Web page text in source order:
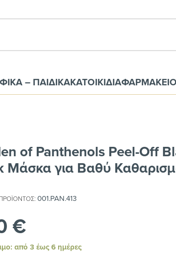
– ΠΑΙΔΙΚΑΚΑΤΟΙΚΙΔΙΑΦΑΡΜΑΚΕΙΟ
ΠροσώπουΜάσκες
of Panthenols Peel-Off
Μάσκα για Βαθύ
001.PAN.413
€
από 3 έως 6 ημέρες